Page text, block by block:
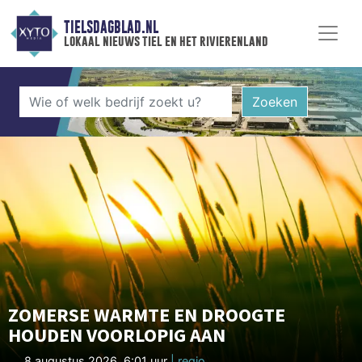
TIELSDAGBLAD.NL
lokaal nieuws tiel en het rivierenland
Zoeken
ZOMERSE WARMTE EN DROOGTE
HOUDEN VOORLOPIG AAN